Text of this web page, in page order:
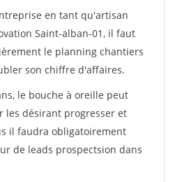
en tant qu'artisan
Saint-alban-01, il faut
le planning chantiers
son chiffre d'affaires.
le bouche à oreille peut
les désirant progresser et
il faudra obligatoirement
de leads prospectsion dans